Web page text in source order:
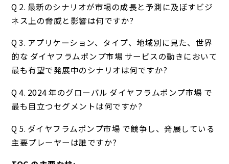
Q 2. 最新のシナリオが市場の成長と予測に及ぼすビジ
ネス上の脅威と影響は何ですか?
Q 3. アプリケーション、タイプ、地域別に見た、世界
的な ダイヤフラムポンプ市場 サービスの動きにおいて
最も有望で発展中のシナリオは何ですか?
Q 4. 2024 年のグローバル ダイヤフラムポンプ市場 で
最も目立つセグメントは何ですか?
Q 5. ダイヤフラムポンプ市場 で競争し、発展している
主要プレーヤーは誰ですか?